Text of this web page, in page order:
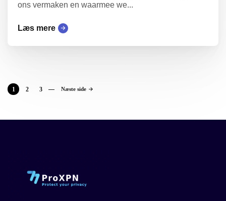
ons vermaken en waarmee we...
Læs mere
1 2 3 Næste side